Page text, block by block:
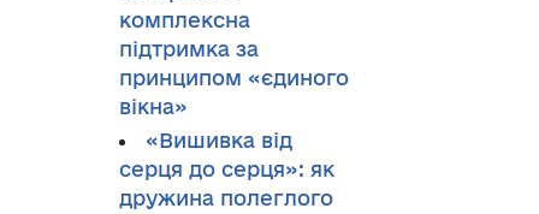
комплексна
підтримка за
принципом «єдиного
вікна»
«Вишивка від
серця до серця»: як
дружина полеглого